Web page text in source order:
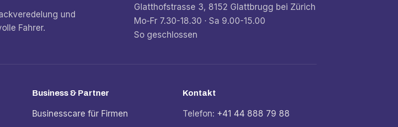
und
Fahrer.
Glatthofstrasse 3, 8152 Glattbrugg bei Zürich
Mo-Fr 7.30-18.30 · Sa 9.00-15.00
So geschlossen
Business & Partner
Businesscare für Firmen
Kontakt
Telefon: +41 44 888 79 88